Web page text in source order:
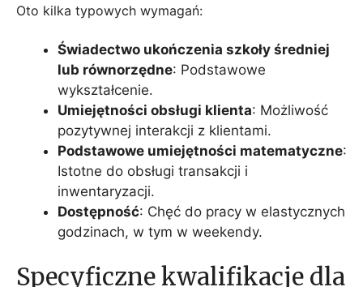
Oto kilka typowych wymagań:
Świadectwo ukończenia szkoły średniej
lub równorzędne: Podstawowe
wykształcenie.
Umiejętności obsługi klienta: Możliwość
pozytywnej interakcji z klientami.
Podstawowe umiejętności matematyczne:
Istotne do obsługi transakcji i
inwentaryzacji.
Dostępność: Chęć do pracy w elastycznych
godzinach, w tym w weekendy.
Specyficzne kwalifikacje dla